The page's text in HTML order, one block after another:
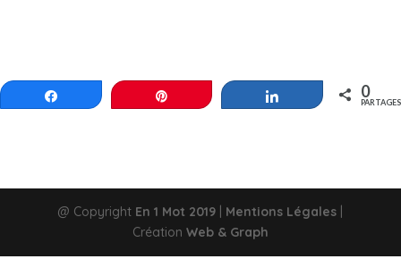
Partagez Épinglez Partagez 0
PARTAGES
@ Copyright En 1 Mot 2019 Mentions Légales
Création Web & Graph